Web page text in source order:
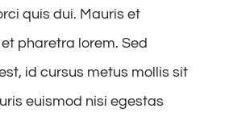
quis dui. Mauris et
pharetra lorem. Sed
id cursus metus mollis sit
euismod nisi egestas